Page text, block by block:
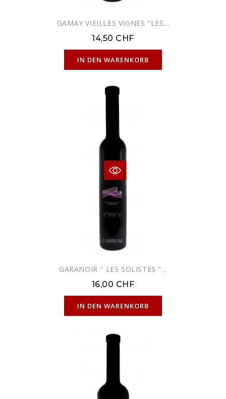
GAMAY VIEILLES VIGNES "LES...
14,50 CHF
IN DEN WARENKORB
GARANOIR " LES SOLISTES "...
16,00 CHF
IN DEN WARENKORB